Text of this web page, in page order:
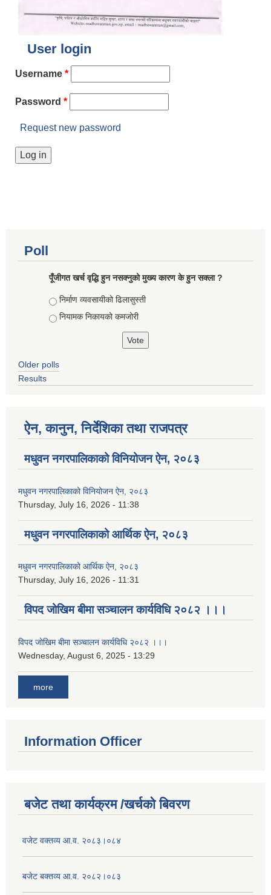
User login
Username *
Password *
Request new password
Poll
पूँजीगत खर्च वृद्धि हुन नसक्नुको मुख्य कारण के हुन सक्ला ?
Choices
निर्माण व्यवसायीको ढिलासुस्ती
नियामक निकायको कमजोरी
Older polls
Results
ऐन, कानुन, निर्देशिका तथा राजपत्र
मधुवन नगरपालिकाको विनियोजन ऐन, २०८३
मधुवन नगरपालिकाको विनियोजन ऐन, २०८३
Thursday, July 16, 2026 - 11:38
मधुवन नगरपालिकाको आर्थिक ऐन, २०८३
मधुवन नगरपालिकाको आर्थिक ऐन, २०८३
Thursday, July 16, 2026 - 11:31
विपद जोखिम बीमा सञ्चालन कार्यविधि २०८२ ।।।
विपद जोखिम बीमा सञ्चालन कार्यविधि २०८२ ।।।
Wednesday, August 6, 2025 - 13:29
more
Information Officer
बजेट तथा कार्यक्रम /खर्चको बिवरण
वजेट वक्तव्य आ.व. २०८३।०८४
बजेट बक्तव्य आ.व. २०८२।०८३